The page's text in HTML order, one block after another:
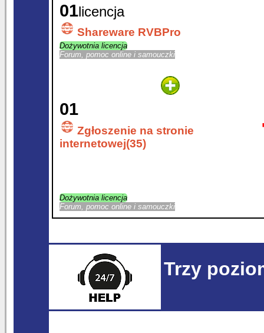
01licencja
Shareware RVBPro
Dożywotnia licencja
Forum, pomoc online i samouczki
01
Zgłoszenie na stronie
internetowej(35)
Dożywotnia licencja
Forum, pomoc online i samouczki
Trzy